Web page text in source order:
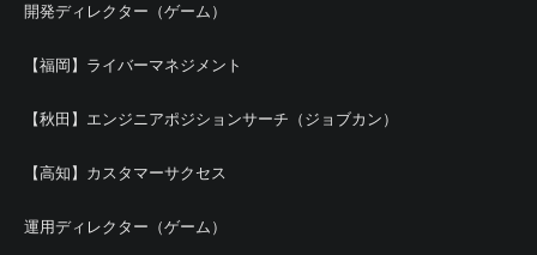
開発ディレクター（ゲーム）
【福岡】ライバーマネジメント
【秋田】エンジニアポジションサーチ（ジョブカン）
【高知】カスタマーサクセス
運用ディレクター（ゲーム）